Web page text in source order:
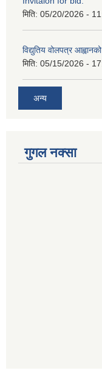
मिति: 05/20/2026 -
विद्युतिय वोलपत्र
मिति: 05/15/2026 -
अन्य
गुगल नक्सा